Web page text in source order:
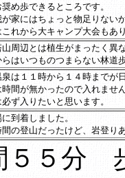
め歩できるところです。
が家にはちょっと物足りない
これから大キャンプ大会もあ
山周辺とは植生がまったく異
らはいつものつまらない林道
泉は１１時から１４時までが
時間が無かったので入れませ
ず入りたいと思います。
到着しました。
間の登山だったけど、岩登り
５５分